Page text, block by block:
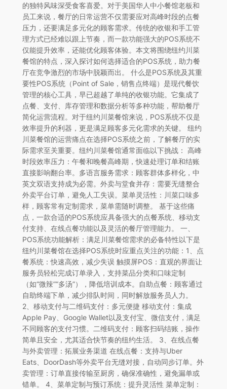
的独特风味深受食客喜爱。对于美国华人中小餐馆老板和
员工来说，餐厅的日常运营不仅需要应对高峰时段的点餐
压力，还要满足多元化的顾客需求。传统的收银和手工管
理方式已经难以跟上节奏，而一款功能强大的POS系统不
仅能提升效率，还能优化顾客体验。本文将围绕纽约川菜
餐馆的特点，深入探讨如何选择适合的POS系统，助力餐
厅在竞争激烈的市场中脱颖而出。 什么是POS系统及其重
要性POS系统（Point of Sale，销售点终端）是现代餐饮
管理的核心工具，早已超越了单纯的收银功能。它集成了
点餐、支付、库存管理和数据分析等多种功能，帮助餐厅
简化运营流程。对于纽约川菜餐馆来说，POS系统不仅是
效率提升的利器，更是满足顾客多元化需求的关键。 纽约
川菜餐馆的运营痛点在选择POS系统之前，了解餐厅的实
际需求至关重要。纽约川菜餐馆通常面临以下挑战： 高峰
时段效率压力：午餐和晚餐高峰期，快速处理订单和结账
直接影响翻台率。多语言服务需求：顾客群体多样化，中
英文双语支持成为必需。外卖与堂食并存：需要无缝整合
外卖平台订单，避免人工失误。菜单灵活性：川菜口味多
样，顾客常有定制需求，菜单需随时调整。 基于这些痛
点，一款合适的POS系统应具备强大的点餐系统、移动支
付支持、在线点餐功能以及灵活的餐厅管理能力。 一、
POS系统功能解析：满足川菜餐馆需求的必备特性以下是
纽约川菜餐馆在选择POS系统时应重点关注的功能：1、点
餐系统：快速高效，减少失误 触摸屏POS：直观的界面让
服务员轻松完成订单录入，支持菜品分类和口味定制
（如“微辣”“多汤”），降低培训成本。自助点餐：顾客通过
自助终端下单，减少排队时间，同时解放服务员人力。
2、移动支付与二维码支付：多元便捷 移动支付：集成
Apple Pay、Google Wallet以及支付宝、微信支付，满足
不同顾客的支付习惯。二维码支付：顾客扫码结账，操作
简单且安全，尤其适合快节奏的纽约生活。 3、在线点餐
与外卖管理：拓展业务渠道 在线点餐：支持与Uber
Eats、DoorDash等外卖平台无缝对接，自动同步订单。外
卖管理：订单直接传输至厨房，确保准确性，避免漏单或
错单。 4、菜单定制与预订系统：提升灵活性 菜单定制：